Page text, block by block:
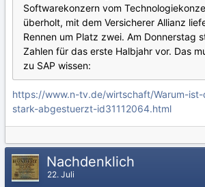
Softwarekonzern vom
überholt, mit dem Versicherer Allianz
Rennen um Platz zwei. Am Donnerstag
Zahlen für das erste Halbjahr vor. Das
zu SAP wissen:
https://www.n-tv.de/wirtschaft/Warum-ist-
stark-abgestuerzt-id31112064.html
Nachdenklich
22. Juli